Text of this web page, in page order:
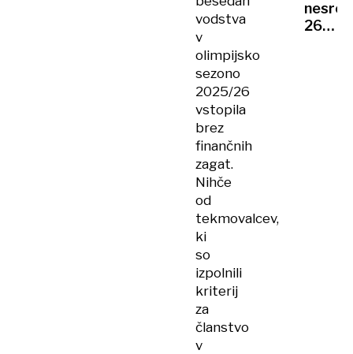
vodstva
v
olimpijsko
sezono
2025/26
vstopila
brez
finančnih
zagat.
Nihče
od
tekmovalcev,
ki
so
izpolnili
kriterij
za
članstvo
v
mi
sledili«
novo
vojno
26-